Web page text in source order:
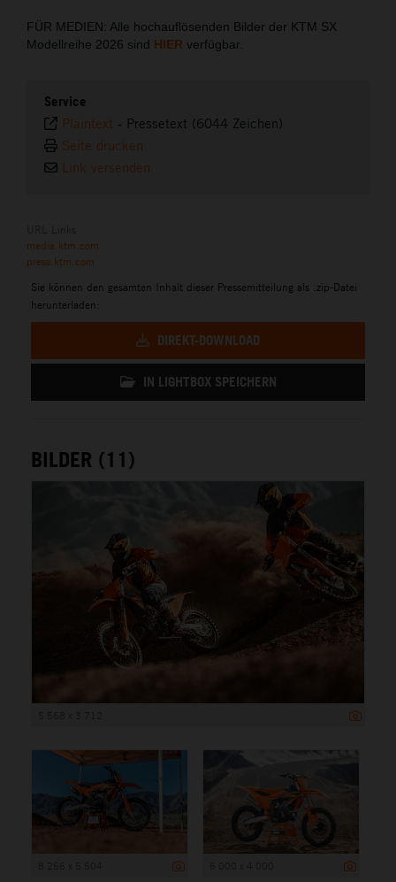
FÜR MEDIEN: Alle hochauflösenden Bilder der KTM SX
Modellreihe 2026 sind HIER verfügbar.
Service
Plaintext - Pressetext (6044 Zeichen)
Seite drucken
Link versenden
media.ktm.com
press.ktm.com
Sie können den gesamten Inhalt dieser Pressemitteilung als .zip-Datei
herunterladen:
DIREKT-DOWNLOAD
IN LIGHTBOX SPEICHERN
BILDER (11)